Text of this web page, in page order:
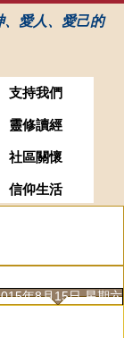
、愛人、愛己的
支持我們
靈修讀經
社區關懷
信仰生活
年8月15日 星期六